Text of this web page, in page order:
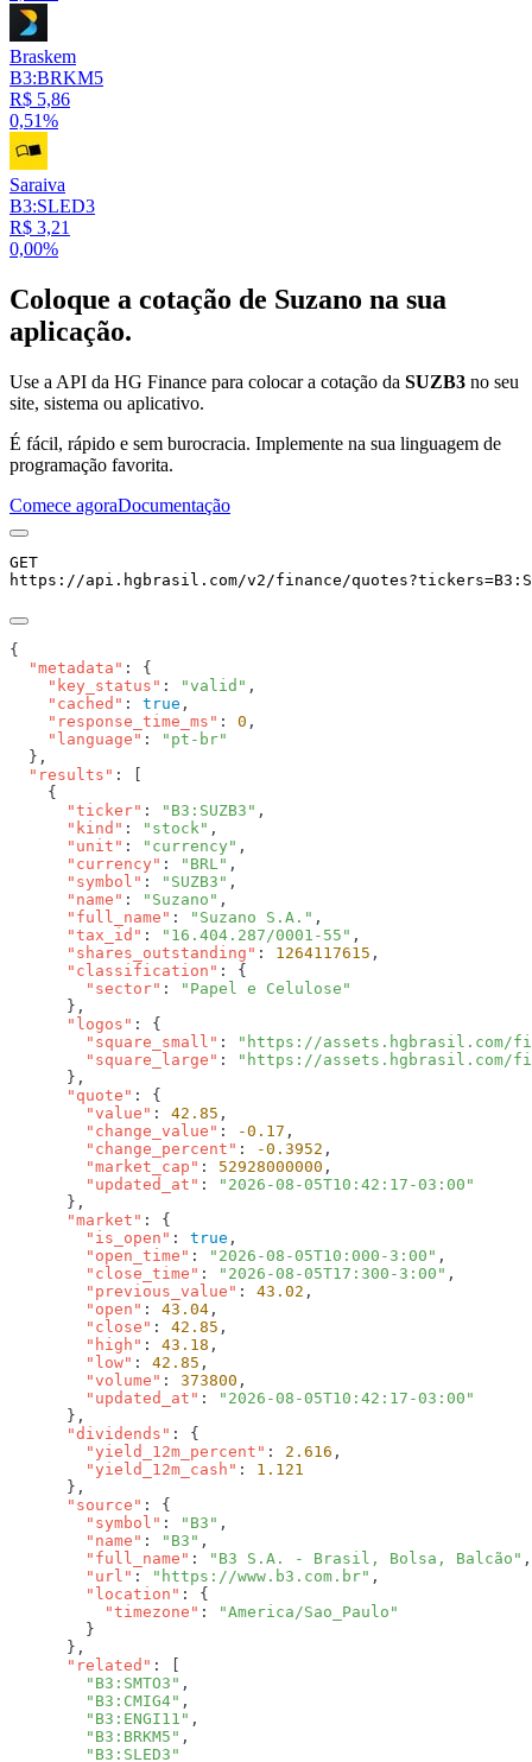
Braskem
B3:BRKM5
R$ 5,86
0,51%
Saraiva
B3:SLED3
R$ 3,21
0,00%
Coloque a cotação de Suzano na sua
aplicação.
Use a API da HG Finance para colocar a cotação da SUZB3 no seu
site, sistema ou aplicativo.
É fácil, rápido e sem burocracia. Implemente na sua linguagem de
programação favorita.
Comece agoraDocumentação
GET
https://api.hgbrasil.com/v2/finance/quotes?tickers=
  "metadata"
    "key_status"
: "valid"
    "cached"
: true
    "response_time_ms"
: 0
    "language"
:
  "results"
      "ticker"
: "B3:SUZB3"
      "kind"
: "stock"
      "unit"
: "currency"
      "currency"
: "BRL"
      "symbol"
: "SUZB3"
      "name"
: "Suzano"
      "full_name"
: "Suzano S.A."
      "tax_id"
: "16.404.287/0001-55"
      "shares_outstanding"
: 1264117615
      "classification"
        "sector"
:
      "logos"
        "square_small"
:
"https://assets.hgbrasil.com/
        "square_large"
:
      "quote"
        "value"
: 42.85
        "change_value"
: -0.17
        "change_percent"
: -0.3952
        "market_cap"
: 52928000000
        "updated_at"
:
      "market"
        "is_open"
: true
        "open_time"
: "2026-08-05T10:000-3:00"
        "close_time"
: "2026-08-05T17:300-3:00"
        "previous_value"
: 43.02
        "open"
: 43.04
        "close"
: 42.85
        "high"
: 43.18
        "low"
: 42.85
        "volume"
: 373800
        "updated_at"
:
      "dividends"
        "yield_12m_percent"
: 2.616
        "yield_12m_cash"
:
      "source"
        "symbol"
: "B3"
        "name"
: "B3"
        "full_name"
:
"B3 S.A. - Brasil, Bolsa, Balcão"
        "url"
: "https://www.b3.com.br"
        "location"
          "timezone"
:
      "related"
        "B3:SMTO3"
        "B3:CMIG4"
        "B3:ENGI11"
        "B3:BRKM5"